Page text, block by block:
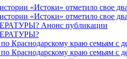
«Истоки» отметило свое
«Истоки» отметило свое
Анонс публикации
Краснодарскому краю семьям с
Краснодарскому краю семьям с